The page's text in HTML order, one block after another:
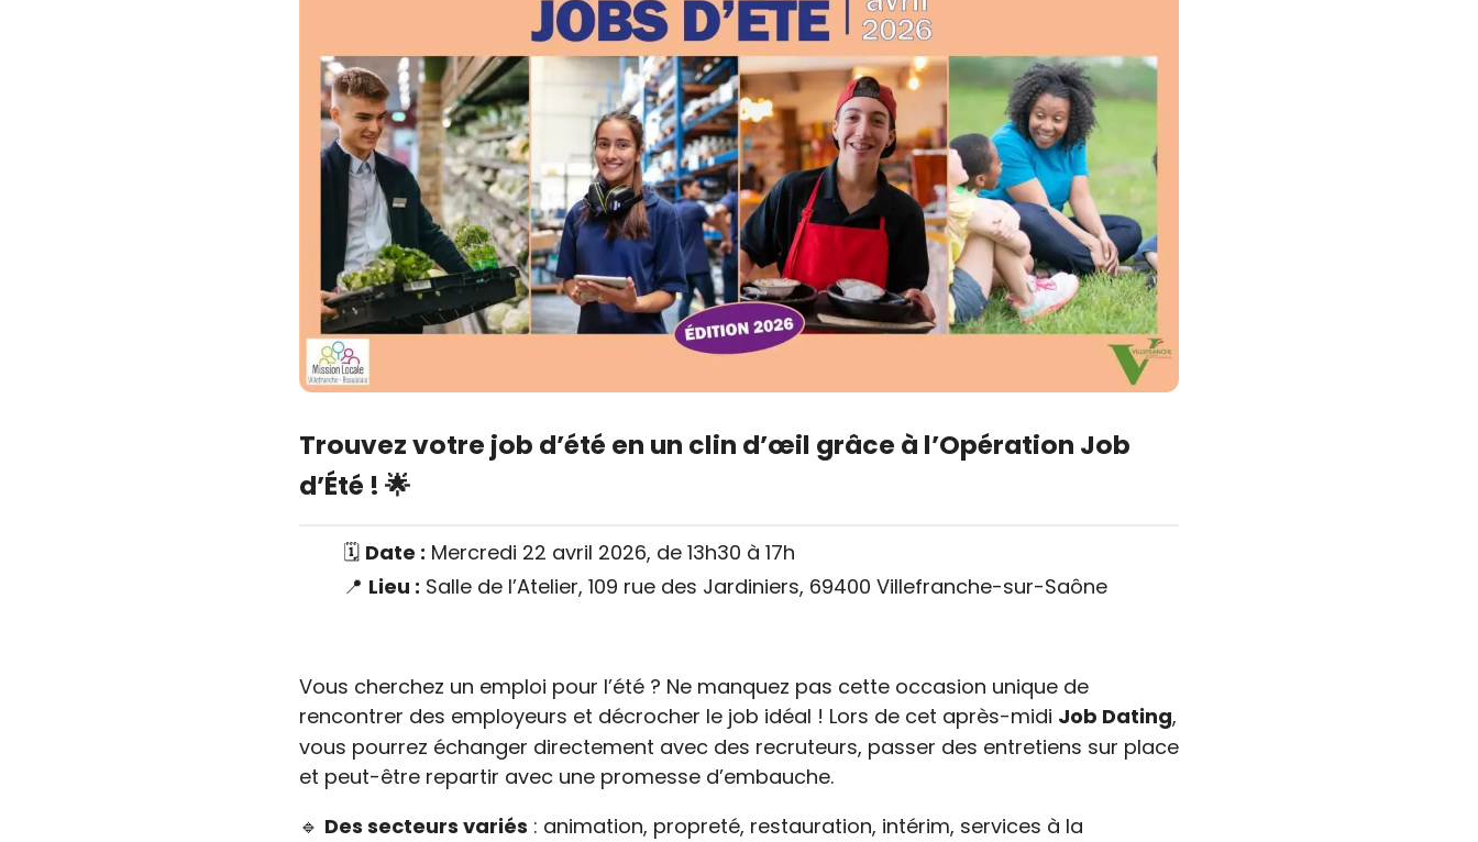
Trouvez votre job d’été en un clin d’œil grâce à l’Opération Job
d’Été ! 🌟
🗓️ Date : Mercredi 22 avril 2026, de 13h30 à 17h
📍 Lieu : Salle de l’Atelier, 109 rue des Jardiniers, 69400 Villefranche-sur-Saône
Vous cherchez un emploi pour l’été ? Ne manquez pas cette occasion unique de
rencontrer des employeurs et décrocher le job idéal ! Lors de cet après-midi Job Dating,
vous pourrez échanger directement avec des recruteurs, passer des entretiens sur place
et peut-être repartir avec une promesse d’embauche.
🔹 Des secteurs variés : animation, propreté, restauration, intérim, services à la